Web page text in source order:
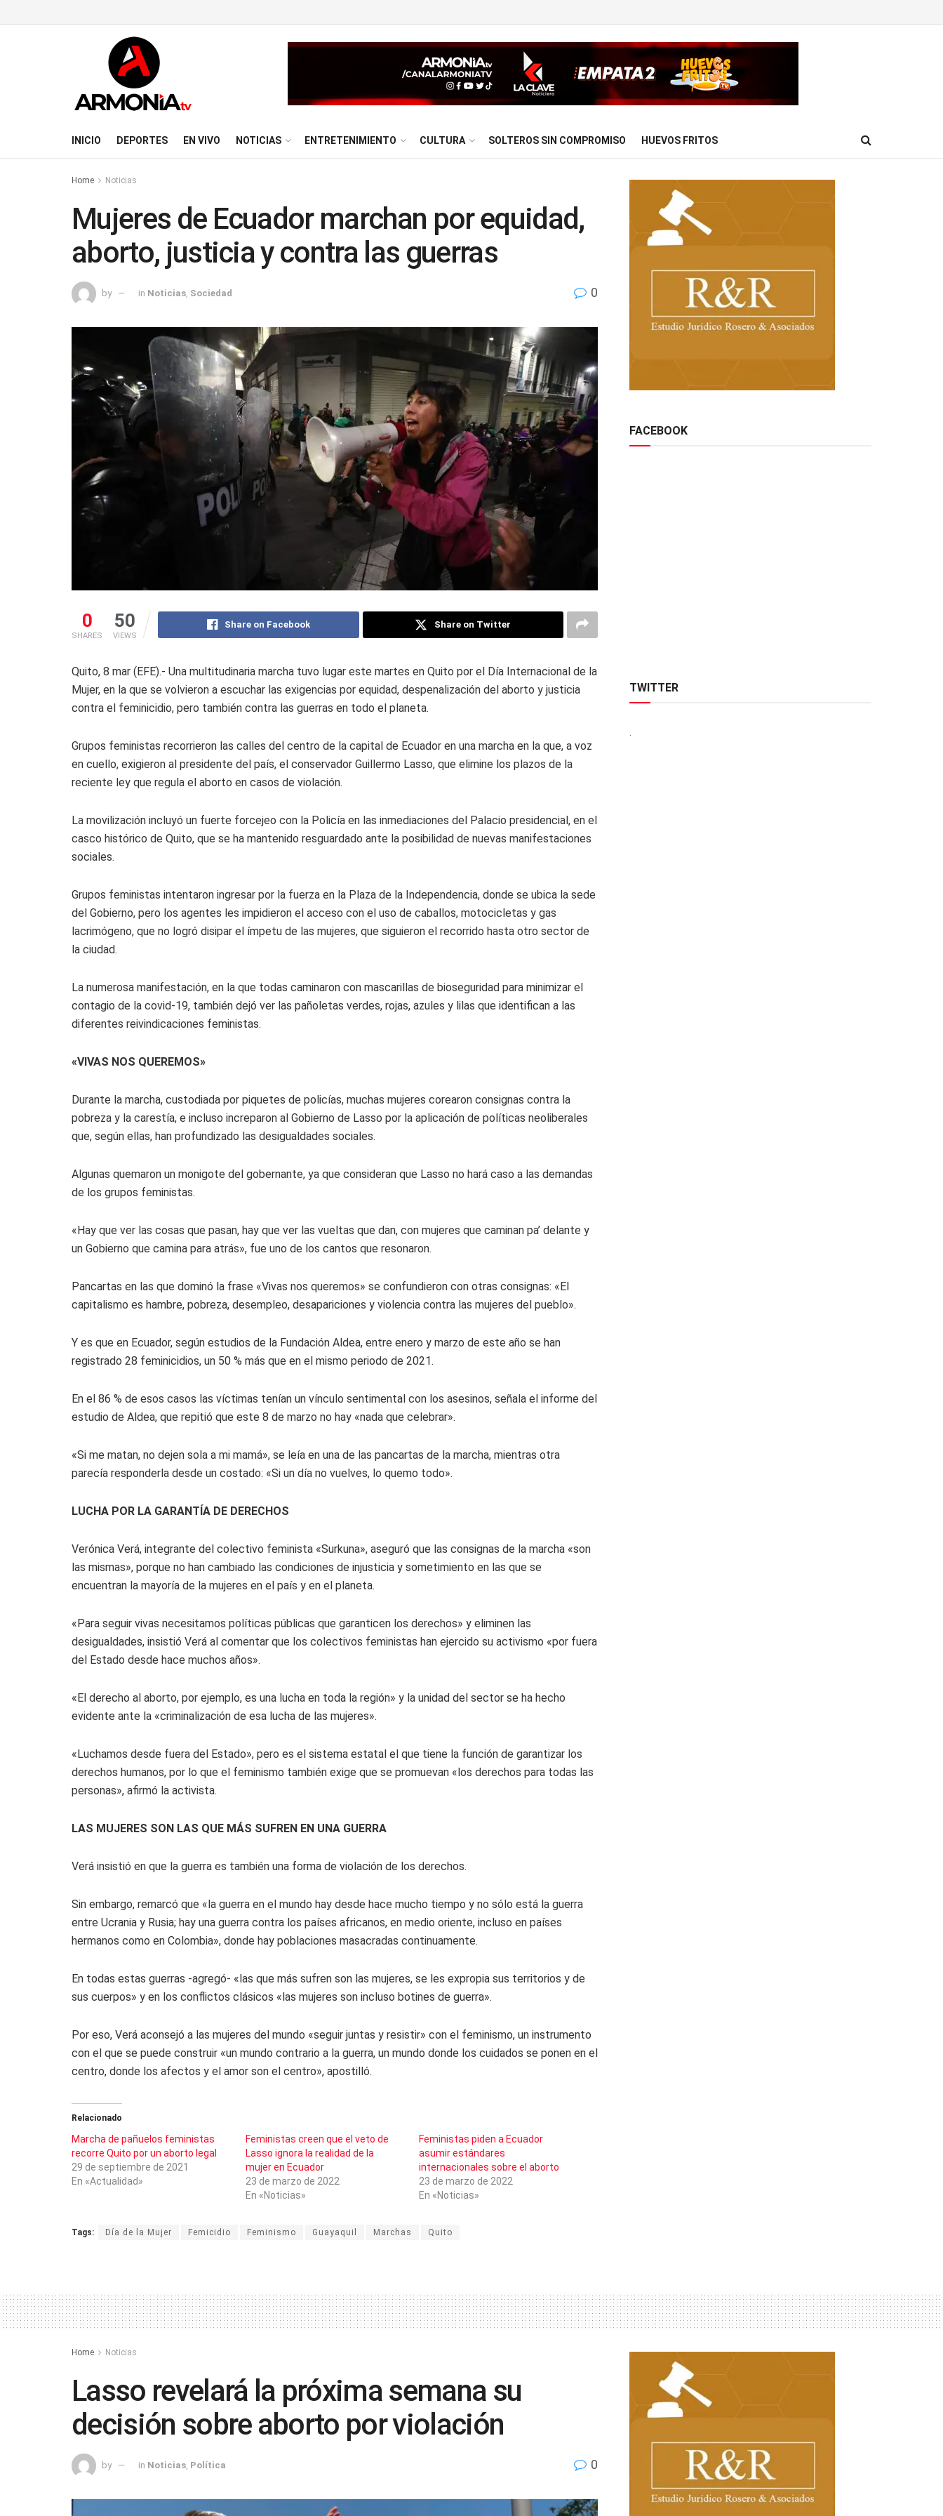
INICIO DEPORTES EN VIVO NOTICIAS ENTRETENIMIENTO CULTURA SOLTEROS SIN COMPROMISO HUEVOS FRITOS
Home Noticias
Mujeres de Ecuador marchan por equidad,
aborto, justicia y contra las guerras
by in Noticias Sociedad 0
0
SHARES
50
VIEWS
Share on Facebook Share on Twitter
Quito, 8 mar (EFE).- Una multitudinaria marcha tuvo lugar este martes en Quito por el Día Internacional de la
Mujer, en la que se volvieron a escuchar las exigencias por equidad, despenalización del aborto y justicia
contra el feminicidio, pero también contra las guerras en todo el planeta.
Grupos feministas recorrieron las calles del centro de la capital de Ecuador en una marcha en la que, a voz
en cuello, exigieron al presidente del país, el conservador Guillermo Lasso, que elimine los plazos de la
reciente ley que regula el aborto en casos de violación.
La movilización incluyó un fuerte forcejeo con la Policía en las inmediaciones del Palacio presidencial, en el
casco histórico de Quito, que se ha mantenido resguardado ante la posibilidad de nuevas manifestaciones
sociales.
Grupos feministas intentaron ingresar por la fuerza en la Plaza de la Independencia, donde se ubica la sede
del Gobierno, pero los agentes les impidieron el acceso con el uso de caballos, motocicletas y gas
lacrimógeno, que no logró disipar el ímpetu de las mujeres, que siguieron el recorrido hasta otro sector de
la ciudad.
La numerosa manifestación, en la que todas caminaron con mascarillas de bioseguridad para minimizar el
contagio de la covid-19, también dejó ver las pañoletas verdes, rojas, azules y lilas que identifican a las
diferentes reivindicaciones feministas.
«VIVAS NOS QUEREMOS»
Durante la marcha, custodiada por piquetes de policías, muchas mujeres corearon consignas contra la
pobreza y la carestía, e incluso increparon al Gobierno de Lasso por la aplicación de políticas neoliberales
que, según ellas, han profundizado las desigualdades sociales.
Algunas quemaron un monigote del gobernante, ya que consideran que Lasso no hará caso a las demandas
de los grupos feministas.
«Hay que ver las cosas que pasan, hay que ver las vueltas que dan, con mujeres que caminan pa’ delante y
un Gobierno que camina para atrás», fue uno de los cantos que resonaron.
Pancartas en las que dominó la frase «Vivas nos queremos» se confundieron con otras consignas: «El
capitalismo es hambre, pobreza, desempleo, desapariciones y violencia contra las mujeres del pueblo».
Y es que en Ecuador, según estudios de la Fundación Aldea, entre enero y marzo de este año se han
registrado 28 feminicidios, un 50 % más que en el mismo periodo de 2021.
En el 86 % de esos casos las víctimas tenían un vínculo sentimental con los asesinos, señala el informe del
estudio de Aldea, que repitió que este 8 de marzo no hay «nada que celebrar».
«Si me matan, no dejen sola a mi mamá», se leía en una de las pancartas de la marcha, mientras otra
parecía responderla desde un costado: «Si un día no vuelves, lo quemo todo».
LUCHA POR LA GARANTÍA DE DERECHOS
Verónica Verá, integrante del colectivo feminista «Surkuna», aseguró que las consignas de la marcha «son
las mismas», porque no han cambiado las condiciones de injusticia y sometimiento en las que se
encuentran la mayoría de la mujeres en el país y en el planeta.
«Para seguir vivas necesitamos políticas públicas que garanticen los derechos» y eliminen las
desigualdades, insistió Verá al comentar que los colectivos feministas han ejercido su activismo «por fuera
del Estado desde hace muchos años».
«El derecho al aborto, por ejemplo, es una lucha en toda la región» y la unidad del sector se ha hecho
evidente ante la «criminalización de esa lucha de las mujeres».
«Luchamos desde fuera del Estado», pero es el sistema estatal el que tiene la función de garantizar los
derechos humanos, por lo que el feminismo también exige que se promuevan «los derechos para todas las
personas», afirmó la activista.
LAS MUJERES SON LAS QUE MÁS SUFREN EN UNA GUERRA
Verá insistió en que la guerra es también una forma de violación de los derechos.
Sin embargo, remarcó que «la guerra en el mundo hay desde hace mucho tiempo y no sólo está la guerra
entre Ucrania y Rusia; hay una guerra contra los países africanos, en medio oriente, incluso en países
hermanos como en Colombia», donde hay poblaciones masacradas continuamente.
En todas estas guerras -agregó- «las que más sufren son las mujeres, se les expropia sus territorios y de
sus cuerpos» y en los conflictos clásicos «las mujeres son incluso botines de guerra».
Por eso, Verá aconsejó a las mujeres del mundo «seguir juntas y resistir» con el feminismo, un instrumento
con el que se puede construir «un mundo contrario a la guerra, un mundo donde los cuidados se ponen en el
centro, donde los afectos y el amor son el centro», apostilló.
Relacionado
Marcha de pañuelos feministas
recorre Quito por un aborto legal
29 de septiembre de 2021
En «Actualidad»
Feministas creen que el veto de
Lasso ignora la realidad de la
mujer en Ecuador
23 de marzo de 2022
En «Noticias»
Feministas piden a Ecuador
asumir estándares
internacionales sobre el aborto
23 de marzo de 2022
En «Noticias»
Tags: Día de la Mujer Femicidio Feminismo Guayaquil Marchas Quito
FACEBOOK
TWITTER
Home Noticias
Lasso revelará la próxima semana su
decisión sobre aborto por violación
by in Noticias Política 0